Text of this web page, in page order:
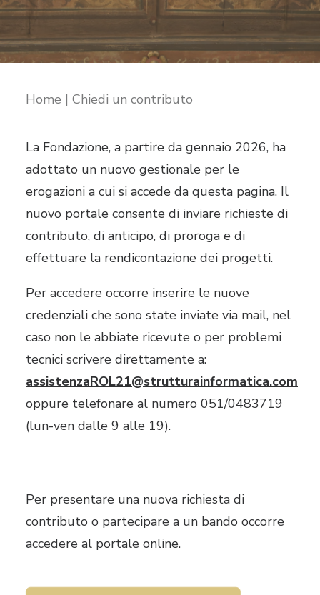
Home Chiedi un contributo
La Fondazione, a partire da gennaio 2026, ha
adottato un nuovo gestionale per le
erogazioni a cui si accede da questa pagina. Il
nuovo portale consente di inviare richieste di
contributo, di anticipo, di proroga e di
effettuare la rendicontazione dei progetti.
Per accedere occorre inserire le nuove
credenziali che sono state inviate via mail, nel
caso non le abbiate ricevute o per problemi
tecnici scrivere direttamente a:
assistenzaROL21@strutturainformatica.com
oppure telefonare al numero 051/0483719
(lun-ven dalle 9 alle 19).
Per presentare una nuova richiesta di
contributo o partecipare a un bando occorre
accedere al portale online.